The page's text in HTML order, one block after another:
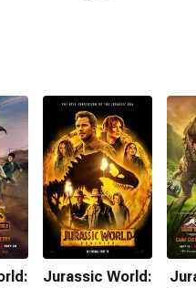
Jurassic World: